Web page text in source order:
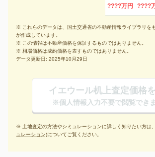
????万円 ????
※ これらのデータは、国土交通省の不動産情報ライブラリを
が作成しています。
※ この情報は不動産価格を保証するものではありません。
※ 相場価格は成約価格を表すものではありません。
データ更新日: 2025年10月29日
イエウール机上査定価格
※個人情報入力不要で閲覧できま
※ 土地査定の方法やシミュレーションに詳しく知りたい方は、
ュレーション)についてご覧ください。